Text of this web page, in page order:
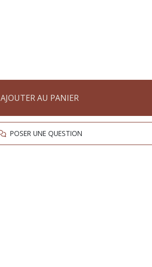
AJOUTER AU PANIER
POSER UNE QUESTION